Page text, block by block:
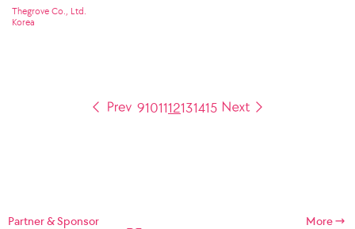
Thegrove Co., Ltd.
Korea
9101112131415
Partner & Sponsor More